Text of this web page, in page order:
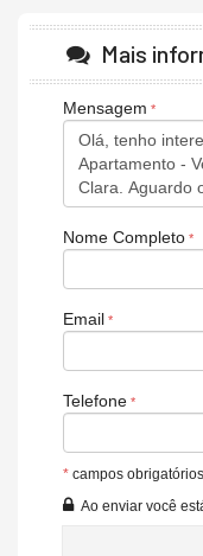
Portaria 24h
Portão Eletrônico
Elevador
Sala de Reunião
Entrada para Banhistas
Hall Decorado e Mobiliado
Acessibilidade para PNE
Mais
Mensagem
Nome Completo
Email
Telefone
* campos obrigatórios
Ao enviar você